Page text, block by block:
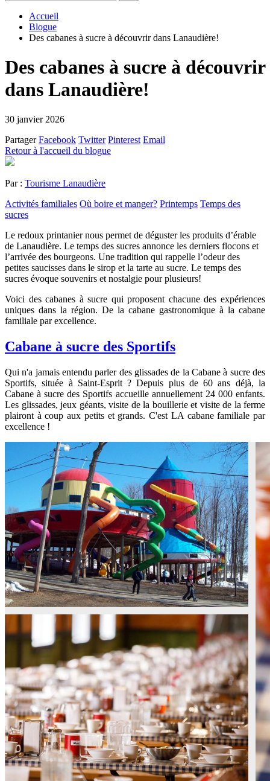
Accueil
Blogue
Des cabanes à sucre à découvrir dans Lanaudière!
Des cabanes à sucre à découvrir
dans Lanaudière!
30 janvier 2026
Partager Facebook Twitter Pinterest Email
Retour à l'accueil du blogue
Par : Tourisme Lanaudière
Activités familiales Où boire et manger? Printemps Temps des
sucres
Le redoux printanier nous permet de déguster les produits d’érable
de Lanaudière. Le temps des sucres annonce les derniers flocons et
l’arrivée des bourgeons. Une tradition qui rappelle l’odeur des
petites saucisses dans le sirop et la tarte au sucre. Le temps des
sucres évoque souvenirs et nostalgie pour plusieurs!
Voici des cabanes à sucre qui proposent chacune des expériences
uniques dans la région. De la cabane gastronomique à la cabane
familiale par excellence.
Cabane à sucre des Sportifs
Qui n'a jamais entendu parler des glissades de la Cabane à sucre des
Sportifs, située à Saint-Esprit ? Depuis plus de 60 ans déjà, la
Cabane à sucre des Sportifs accueille annuellement 24 000 enfants.
Les glissades, jeux géants, visite de la bouillerie et visite de la ferme
plairont à coup aux petits et grands. C'est LA cabane familiale par
excellence !